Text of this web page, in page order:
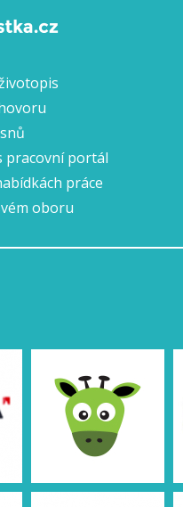
pracovní portál
práce
oboru